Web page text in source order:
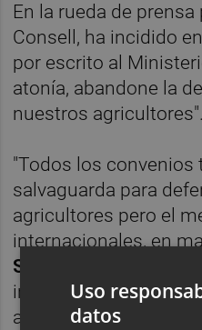
En la rueda de
Consell, ha incidido
por escrito al
atonía, abandone la
nuestros agricultores".
"Todos los convenios
salvaguarda para
agricultores pero el
internacionales, en
Sánchez
internacional porque
agricultores", ha
Uso
datos